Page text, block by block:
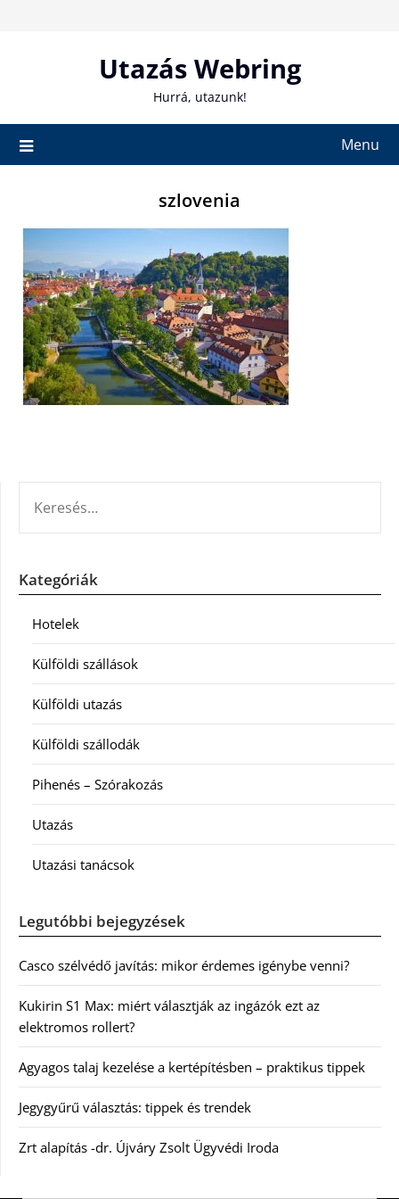
Utazás Webring
Hurrá, utazunk!
Menu
szlovenia
Kategóriák
Hotelek
Külföldi szállások
Külföldi utazás
Külföldi szállodák
Pihenés – Szórakozás
Utazás
Utazási tanácsok
Legutóbbi bejegyzések
Casco szélvédő javítás: mikor érdemes igénybe venni?
Kukirin S1 Max: miért választják az ingázók ezt az
elektromos rollert?
Agyagos talaj kezelése a kertépítésben – praktikus tippek
Jegygyűrű választás: tippek és trendek
Zrt alapítás -dr. Újváry Zsolt Ügyvédi Iroda